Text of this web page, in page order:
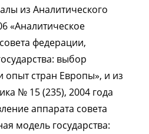
из Аналитического
«Аналитическое
федерации,
выбор
стран Европы», и из
№ 15 (235), 2004 года
аппарата совета
модель государства: